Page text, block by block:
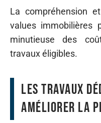
La compréhension
values immobilières
minutieuse des
travaux éligibles.
Les travaux
améliorer la